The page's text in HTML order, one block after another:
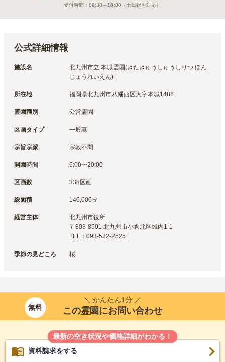
受付時間： 09:30～18:00 （土日祝も対応）
公式詳細情報
施設名
北九州市立 本城霊園(きたきゅうしゅうしりつ ほん
じょうれいえん)
所在地 福岡県北九州市八幡西区大字本城1488
霊園種別 公営霊園
区画タイプ 一般墓
宗旨宗派 宗教不問
開園時間 6:00〜20:00
区画数 338区画
総面積 140,000㎡
経営主体 北九州市役所
〒 803-8501 北九州市小倉北区城内1-1
TEL： 093-582-2525
季節の見どころ 桜
無料
＼ かんたん1分 ／
この霊園にお問い合わせ
最新の空き状況や価格詳細がわかる！
資料請求をする